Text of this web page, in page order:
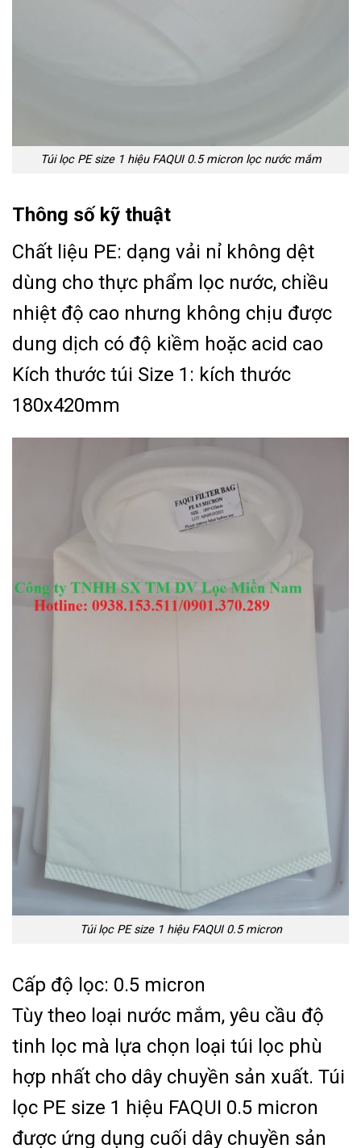
Túi lọc PE size 1 hiệu FAQUI 0.5 micron lọc nước mắm
Thông số kỹ thuật
Chất liệu PE: dạng vải nỉ không dệt
dùng cho thực phẩm lọc nước, chiều
nhiệt độ cao nhưng không chịu được
dung dịch có độ kiềm hoặc acid cao
Kích thước túi Size 1: kích thước
180x420mm
Túi lọc PE size 1 hiệu FAQUI 0.5 micron
Cấp độ lọc: 0.5 micron
Tùy theo loại nước mắm, yêu cầu độ
tinh lọc mà lựa chọn loại túi lọc phù
hợp nhất cho dây chuyền sản xuất. Túi
lọc PE size 1 hiệu FAQUI 0.5 micron
được ứng dụng cuối dây chuyền sản